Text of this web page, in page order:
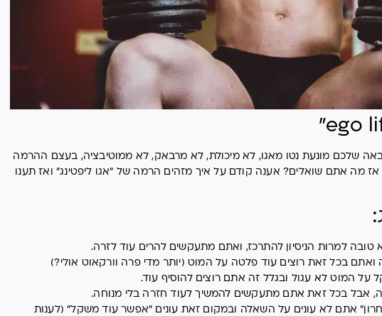
שלכם מונעת נטו מאגו, לא מיכולת, לא מרבאק, לא ממוטיבציה, בעצם ההרמה
מה אתם שואלים? אענה קודם על איך מזהים הרמה של "אגו ליפטינג" ואז תענו
למרות הניסיון להתרכז, ואתם מתעקשים להרים עוד לזרה.
בכל זאת רוצים עוד פלטה על המוט (יותר מדי פרה וורקאוט אולי?)
המוט לא עגול ובגלל זה אתם רוצים להוסיף עוד.
אבל בכל זאת אתם מתעקשים להמשיך לעוד חזרה בלי מנוחה.
אתם לא עונים על השאלה ובמקום זאת עונים "אפשר עוד משקל" (לענות